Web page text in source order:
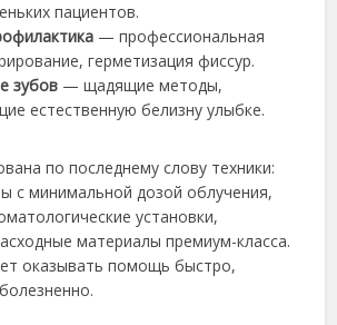
пациентов.
— профессиональная
герметизация фиссур.
зубов — щадящие методы,
естественную белизну улыбке.
по последнему слову техники:
с минимальной дозой облучения,
установки,
материалы премиум-класса.
оказывать помощь быстро,